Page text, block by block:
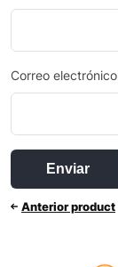
Correo electrónico
Anterior product